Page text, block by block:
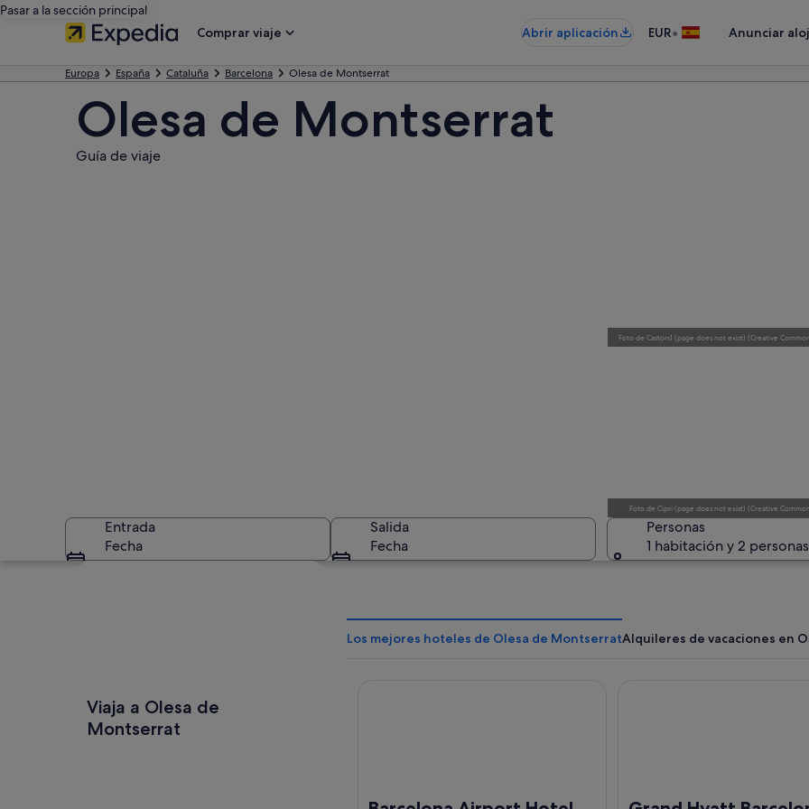
Pasar a la sección principal
Comprar viaje
Abrir aplicación EUR• Anunciar
Europa España Cataluña Barcelona Olesa de Montserrat
Olesa de Montserrat
Guía de viaje
Foto de Castors1 (page does not exist) (Creative
Foto de Cipri (page does not exist) (Creative
Entrada
Fecha
Salida
Fecha
Personas
1 habitación y 2 personas
Viaja a Olesa de
Montserrat
Los mejores hoteles de Olesa de MontserratAlquileres de vacaciones en